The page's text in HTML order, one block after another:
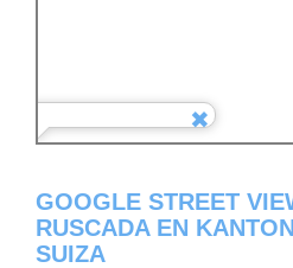
GOOGLE STREET
RUSCADA EN
SUIZA